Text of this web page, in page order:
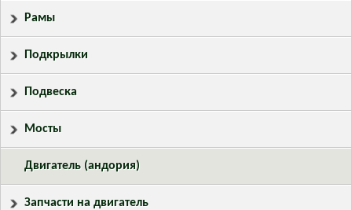
Рамы
Подкрылки
Подвеска
Мосты
Двигатель (андория)
Запчасти на двигатель